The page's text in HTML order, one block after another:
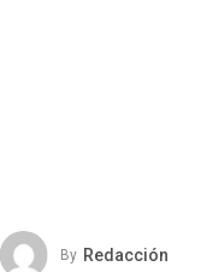
By Redacción